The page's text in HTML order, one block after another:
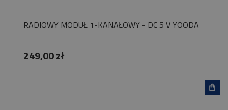
RADIOWY MODUŁ 1-KANAŁOWY - DC 5 V YOODA
249,00 zł